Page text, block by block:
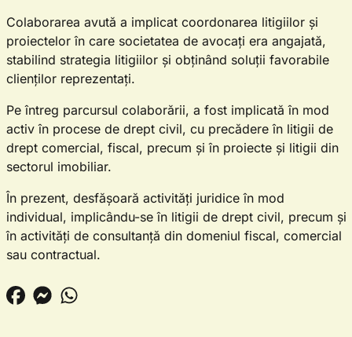
Colaborarea avută a implicat coordonarea litigiilor și
proiectelor în care societatea de avocați era angajată,
stabilind strategia litigiilor și obținând soluții favorabile
clienților reprezentați.
Pe întreg parcursul colaborării, a fost implicată în mod
activ în procese de drept civil, cu precădere în litigii de
drept comercial, fiscal, precum și în proiecte și litigii din
sectorul imobiliar.
În prezent, desfășoară activități juridice în mod
individual, implicându-se în litigii de drept civil, precum și
în activități de consultanță din domeniul fiscal, comercial
sau contractual.